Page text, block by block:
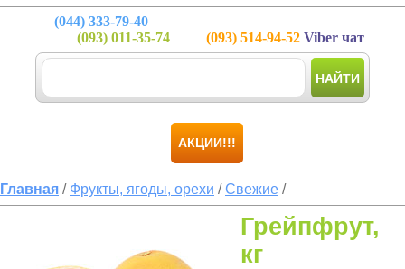
(044) 333-79-40
(093) 011-35-74 (093) 514-94-52 Viber чат
НАЙТИ
АКЦИИ!!!
Главная / Фрукты, ягоды, орехи /Свежие /
Грейпфрут,
кг